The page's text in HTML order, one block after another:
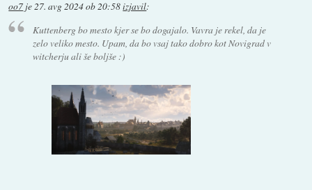
oo7 je27. avg 2024 ob 20:58izjavil:
Kuttenberg bo mesto kjer se bo dogajalo. Vavra je rekel, da je
zelo veliko mesto. Upam, da bo vsaj tako dobro kot Novigrad v
witcherju ali še boljše :)